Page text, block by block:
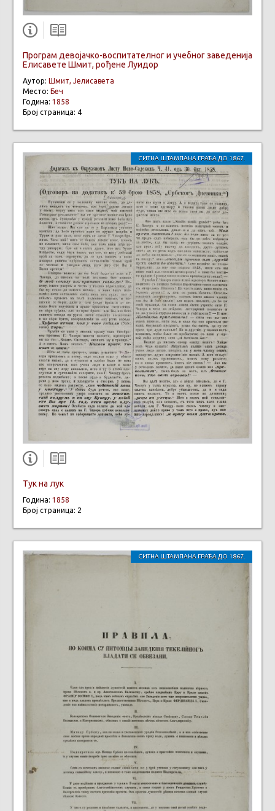
Програм девојачко-воспитателног и учебног заведенија
Елисавете Шмит, рођене Луидор
Аутор: Шмит, Јелисавета
Место: Беч
Година: 1858
Број страница: 4
СИТНА ШТАМПАНА ГРАЂА ДО 1867.
Тук на лук
Година: 1858
Број страница: 2
СИТНА ШТАМПАНА ГРАЂА ДО 1867.